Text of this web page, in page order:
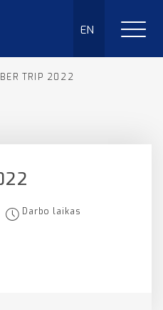
EN
TRIP 2022
Darbo laikas